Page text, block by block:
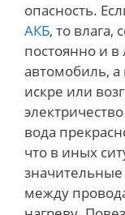
опасность.
АКБ, то
постоянно и
автомобиль,
искре или
вода
что в иных
значительные
между